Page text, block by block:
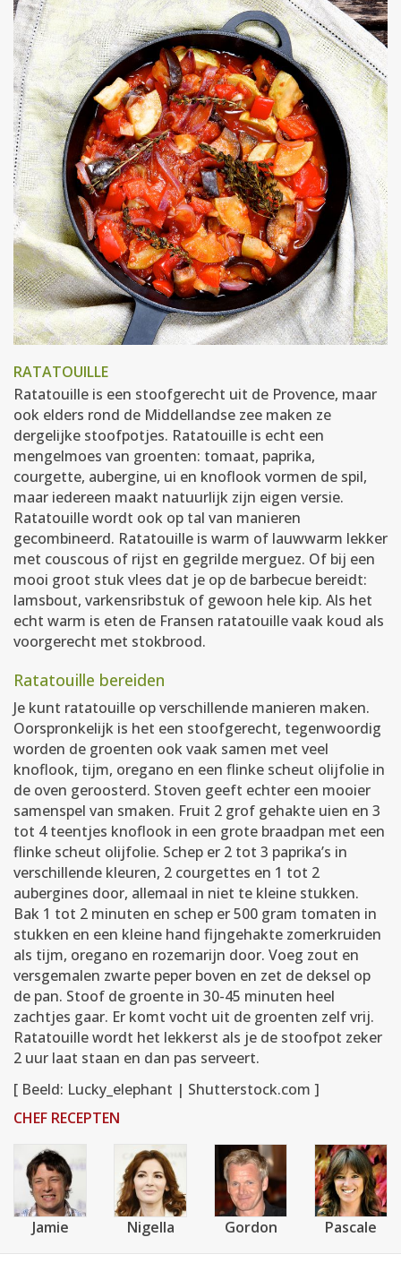
RATATOUILLE
Ratatouille is een stoofgerecht uit de Provence, maar
ook elders rond de Middellandse zee maken ze
dergelijke stoofpotjes. Ratatouille is echt een
mengelmoes van groenten: tomaat, paprika,
courgette, aubergine, ui en knoflook vormen de spil,
maar iedereen maakt natuurlijk zijn eigen versie.
Ratatouille wordt ook op tal van manieren
gecombineerd. Ratatouille is warm of lauwwarm lekker
met couscous of rijst en gegrilde merguez. Of bij een
mooi groot stuk vlees dat je op de barbecue bereidt:
lamsbout, varkensribstuk of gewoon hele kip. Als het
echt warm is eten de Fransen ratatouille vaak koud als
voorgerecht met stokbrood.
Ratatouille bereiden
Je kunt ratatouille op verschillende manieren maken.
Oorspronkelijk is het een stoofgerecht, tegenwoordig
worden de groenten ook vaak samen met veel
knoflook, tijm, oregano en een flinke scheut olijfolie in
de oven geroosterd. Stoven geeft echter een mooier
samenspel van smaken. Fruit 2 grof gehakte uien en 3
tot 4 teentjes knoflook in een grote braadpan met een
flinke scheut olijfolie. Schep er 2 tot 3 paprika’s in
verschillende kleuren, 2 courgettes en 1 tot 2
aubergines door, allemaal in niet te kleine stukken.
Bak 1 tot 2 minuten en schep er 500 gram tomaten in
stukken en een kleine hand fijngehakte zomerkruiden
als tijm, oregano en rozemarijn door. Voeg zout en
versgemalen zwarte peper boven en zet de deksel op
de pan. Stoof de groente in 30-45 minuten heel
zachtjes gaar. Er komt vocht uit de groenten zelf vrij.
Ratatouille wordt het lekkerst als je de stoofpot zeker
2 uur laat staan en dan pas serveert.
[ Beeld: Lucky_elephant | Shutterstock.com ]
CHEF RECEPTEN
Jamie Nigella Gordon Pascale